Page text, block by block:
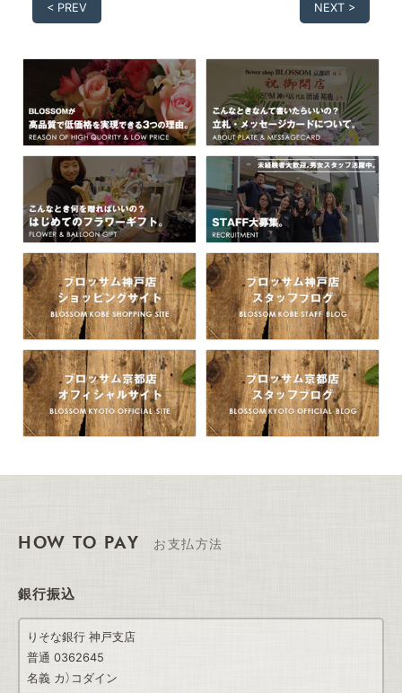
< PREV NEXT >
HOW TO PAY お支払方法
銀行振込
りそな銀行 神戸支店
普通 0362645
名義 カ）コダイン